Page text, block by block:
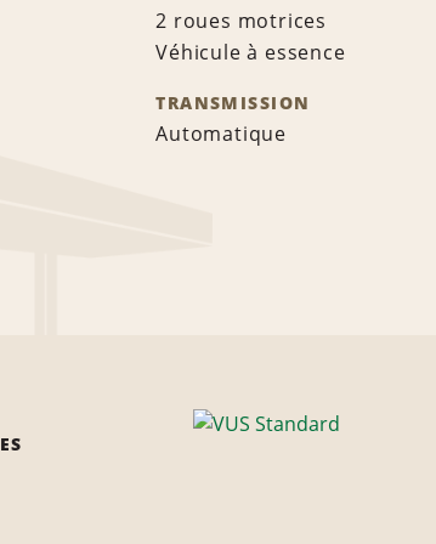
2 roues motrices
Véhicule à essence
TRANSMISSION
Automatique